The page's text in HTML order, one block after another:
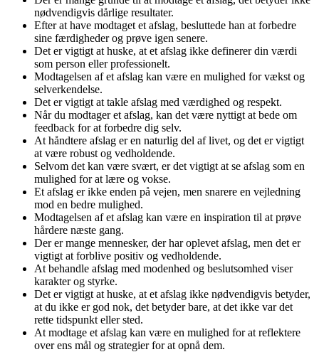
nødvendigvis dårlige resultater.
Efter at have modtaget et afslag, besluttede han at forbedre
sine færdigheder og prøve igen senere.
Det er vigtigt at huske, at et afslag ikke definerer din værdi
som person eller professionelt.
Modtagelsen af et afslag kan være en mulighed for vækst og
selverkendelse.
Det er vigtigt at takle afslag med værdighed og respekt.
Når du modtager et afslag, kan det være nyttigt at bede om
feedback for at forbedre dig selv.
At håndtere afslag er en naturlig del af livet, og det er vigtigt
at være robust og vedholdende.
Selvom det kan være svært, er det vigtigt at se afslag som en
mulighed for at lære og vokse.
Et afslag er ikke enden på vejen, men snarere en vejledning
mod en bedre mulighed.
Modtagelsen af et afslag kan være en inspiration til at prøve
hårdere næste gang.
Der er mange mennesker, der har oplevet afslag, men det er
vigtigt at forblive positiv og vedholdende.
At behandle afslag med modenhed og beslutsomhed viser
karakter og styrke.
Det er vigtigt at huske, at et afslag ikke nødvendigvis betyder,
at du ikke er god nok, det betyder bare, at det ikke var det
rette tidspunkt eller sted.
At modtage et afslag kan være en mulighed for at reflektere
over ens mål og strategier for at opnå dem.